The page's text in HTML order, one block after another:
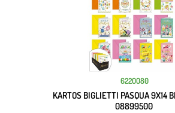
6220080
KARTOS BIGLIETTI PASQUA 9X14
08899500